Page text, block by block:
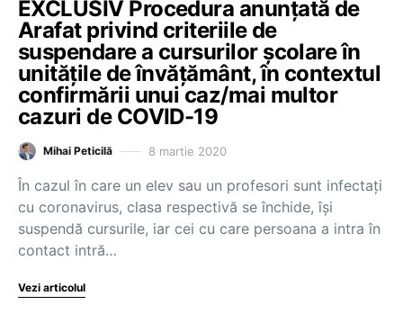
EXCLUSIV Procedura anunţată de
Arafat privind criteriile de
suspendare a cursurilor școlare în
unitățile de învățământ, în contextul
confirmării unui caz/mai multor
cazuri de COVID-19
Mihai Peticilă 8 martie 2020
În cazul în care un elev sau un profesori sunt infectaţi
cu coronavirus, clasa respectivă se închide, îşi
suspendă cursurile, iar cei cu care persoana a intra în
contact intră…
Vezi articolul